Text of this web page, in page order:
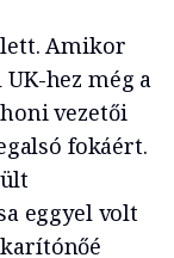
Amikor
hez még a
vezetői
fokáért.
eggyel volt